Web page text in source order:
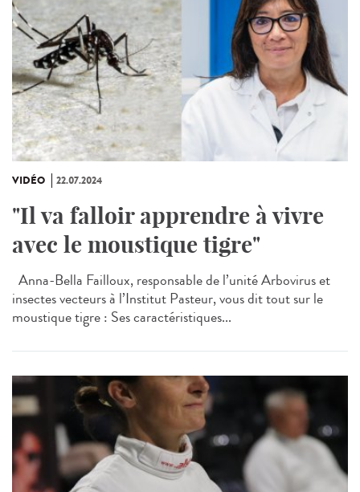
VIDÉO 22.07.2024
"Il va falloir apprendre à vivre
avec le moustique tigre"
Anna-Bella Failloux, responsable de l’unité Arbovirus et
insectes vecteurs à l’Institut Pasteur, vous dit tout sur le
moustique tigre : Ses caractéristiques...